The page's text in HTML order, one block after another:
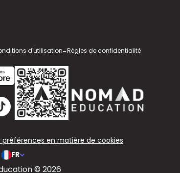
d'utilisation-Règles de confidentialité
en matière de cookies
FR
© 2026